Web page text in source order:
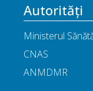
Autorități
Ministerul
CNAS
ANMDMR